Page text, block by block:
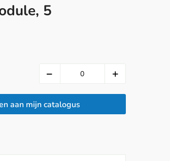
5
aan mijn catalogus